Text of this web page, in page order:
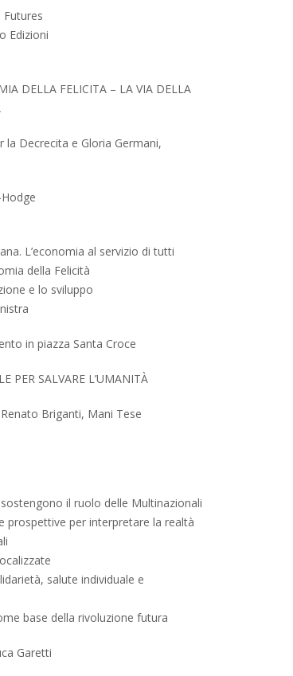
Futures
Edizioni
DELLA FELICITA – LA VIA DELLA
Decrecita e Gloria Germani,
L’economia al servizio di tutti
della Felicità
e lo sviluppo
in piazza Santa Croce
PER SALVARE L’UMANITÀ
Briganti, Mani Tese
il ruolo delle Multinazionali
prospettive per interpretare la realtà
salute individuale e
base della rivoluzione futura
Garetti